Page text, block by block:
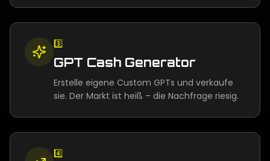
3️⃣
GPT Cash Generator
Erstelle eigene Custom GPTs und verkaufe
sie. Der Markt ist heiß – die Nachfrage riesig.
4️⃣